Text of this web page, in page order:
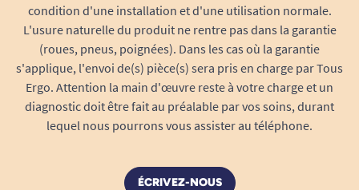
condition d'une installation et d'une utilisation normale.
L'usure naturelle du produit ne rentre pas dans la garantie
(roues, pneus, poignées). Dans les cas où la garantie
s'applique, l'envoi de(s) pièce(s) sera pris en charge par Tous
Ergo. Attention la main d'œuvre reste à votre charge et un
diagnostic doit être fait au préalable par vos soins, durant
lequel nous pourrons vous assister au téléphone.
ÉCRIVEZ-NOUS